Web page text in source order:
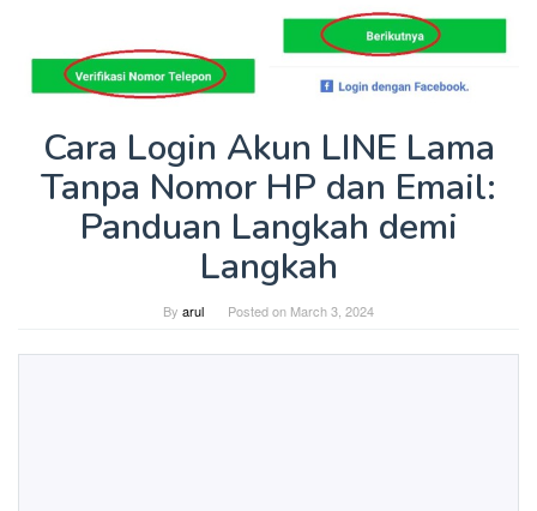
Cara Login Akun LINE Lama
Tanpa Nomor HP dan Email:
Panduan Langkah demi
Langkah
By arul Posted on March 3, 2024